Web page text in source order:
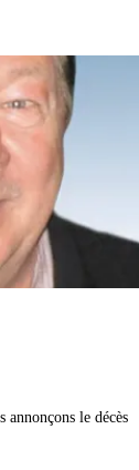
annonçons le décès